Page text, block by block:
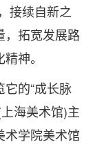
接续自新之
，拓宽发展路
神。
的“成长脉
海美术馆)主
术学院美术馆